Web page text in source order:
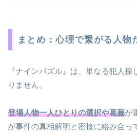
まとめ：心理で繋がる人物
『ナインパズル』は、単なる犯人探
りません。
登場人物一人ひとりの選択や葛藤が
が事件の真相解明と密接に絡み合っ